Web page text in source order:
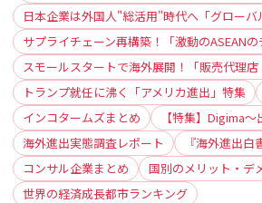
日本企業は外国人"総活用"時代へ「グローバ
サプライチェーン再構築！「激動のASEAN
スモールスタートで海外展開！「販売代理
トランプ就任に沸く「アメリカ進出」特集
インコタームズまとめ
【特集】Digima
海外進出実態調査レポート
『海外進出白
コンサル企業まとめ
国別のメリット・デ
世界の経済成長都市ランキング